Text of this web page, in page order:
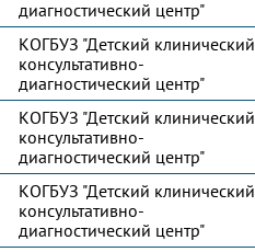
диагностический центр"
КОГБУЗ "Детский клинический
консультативно-
диагностический центр"
КОГБУЗ "Детский клинический
консультативно-
диагностический центр"
КОГБУЗ "Детский клинический
консультативно-
диагностический центр"